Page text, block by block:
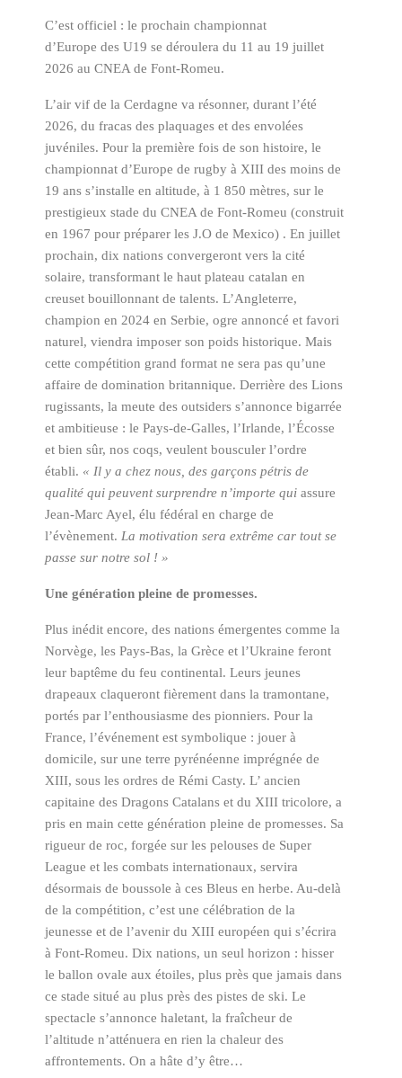
C’est officiel : le prochain championnat
d’Europe des U19 se déroulera du 11 au 19 juillet
2026 au CNEA de Font-Romeu.
L’air vif de la Cerdagne va résonner, durant l’été
2026, du fracas des plaquages et des envolées
juvéniles. Pour la première fois de son histoire, le
championnat d’Europe de rugby à XIII des moins de
19 ans s’installe en altitude, à 1 850 mètres, sur le
prestigieux stade du CNEA de Font-Romeu (construit
en 1967 pour préparer les J.O de Mexico) . En juillet
prochain, dix nations convergeront vers la cité
solaire, transformant le haut plateau catalan en
creuset bouillonnant de talents. L’Angleterre,
champion en 2024 en Serbie, ogre annoncé et favori
naturel, viendra imposer son poids historique. Mais
cette compétition grand format ne sera pas qu’une
affaire de domination britannique. Derrière des Lions
rugissants, la meute des outsiders s’annonce bigarrée
et ambitieuse : le Pays-de-Galles, l’Irlande, l’Écosse
et bien sûr, nos coqs, veulent bousculer l’ordre
établi. « Il y a chez nous, des garçons pétris de
qualité qui peuvent surprendre n’importe qui assure
Jean-Marc Ayel, élu fédéral en charge de
l’évènement. La motivation sera extrême car tout se
passe sur notre sol ! »
Une génération pleine de promesses.
Plus inédit encore, des nations émergentes comme la
Norvège, les Pays-Bas, la Grèce et l’Ukraine feront
leur baptême du feu continental. Leurs jeunes
drapeaux claqueront fièrement dans la tramontane,
portés par l’enthousiasme des pionniers. Pour la
France, l’événement est symbolique : jouer à
domicile, sur une terre pyrénéenne imprégnée de
XIII, sous les ordres de Rémi Casty. L’ ancien
capitaine des Dragons Catalans et du XIII tricolore, a
pris en main cette génération pleine de promesses. Sa
rigueur de roc, forgée sur les pelouses de Super
League et les combats internationaux, servira
désormais de boussole à ces Bleus en herbe. Au-delà
de la compétition, c’est une célébration de la
jeunesse et de l’avenir du XIII européen qui s’écrira
à Font-Romeu. Dix nations, un seul horizon : hisser
le ballon ovale aux étoiles, plus près que jamais dans
ce stade situé au plus près des pistes de ski. Le
spectacle s’annonce haletant, la fraîcheur de
l’altitude n’atténuera en rien la chaleur des
affrontements. On a hâte d’y être…